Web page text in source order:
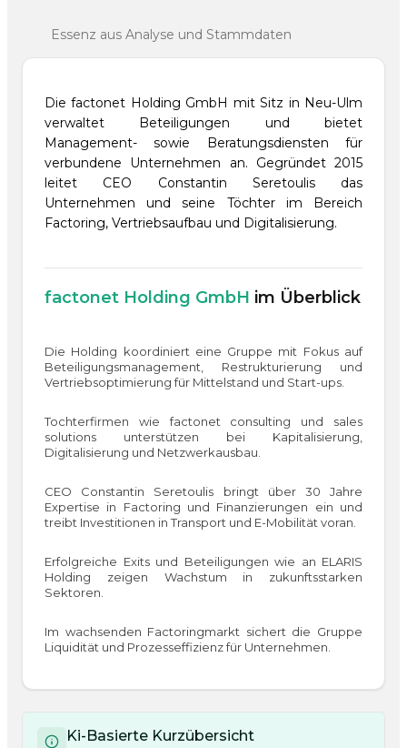
Essenz aus Analyse und Stammdaten
Die factonet Holding GmbH mit Sitz in Neu-Ulm
verwaltet Beteiligungen und bietet
Management- sowie Beratungsdiensten für
verbundene Unternehmen an. Gegründet 2015
leitet CEO Constantin Seretoulis das
Unternehmen und seine Töchter im Bereich
Factoring, Vertriebsaufbau und Digitalisierung.
factonet Holding GmbH im Überblick
Die Holding koordiniert eine Gruppe mit Fokus auf
Beteiligungsmanagement, Restrukturierung und
Vertriebsoptimierung für Mittelstand und Start-ups.
Tochterfirmen wie factonet consulting und sales
solutions unterstützen bei Kapitalisierung,
Digitalisierung und Netzwerkausbau.
CEO Constantin Seretoulis bringt über 30 Jahre
Expertise in Factoring und Finanzierungen ein und
treibt Investitionen in Transport und E-Mobilität voran.
Erfolgreiche Exits und Beteiligungen wie an ELARIS
Holding zeigen Wachstum in zukunftsstarken
Sektoren.
Im wachsenden Factoringmarkt sichert die Gruppe
Liquidität und Prozesseffizienz für Unternehmen.
Ki-Basierte Kurzübersicht